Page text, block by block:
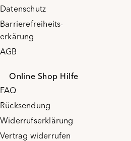
Datenschutz
Barrierefreiheits-
erkärung
AGB
Online Shop Hilfe
FAQ
Rücksendung
Widerrufserklärung
Vertrag widerrufen